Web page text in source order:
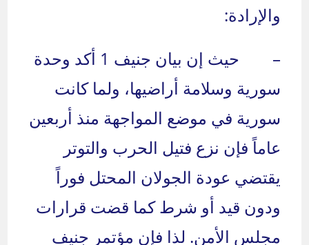
والإرادة:
– حيث إن بيان جنيف 1 أكد وحدة
سورية وسلامة أراضيها، ولما كانت
سورية في موضع المواجهة منذ أربعين
عاماً فإن نزع فتيل الحرب والتوتر
يقتضي عودة الجولان المحتل فوراً
ودون قيد أو شرط كما قضت قرارات
مجلس الأمن. لذا فإن مؤتمر جنيف